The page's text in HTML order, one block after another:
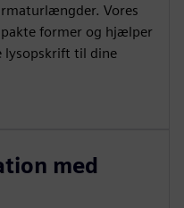
Vores
former og hjælper
lysopskrift til dine
med